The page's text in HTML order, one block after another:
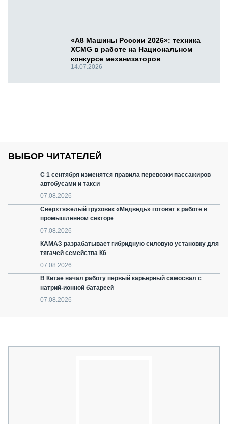
«А8 Машины России 2026»: техника
XCMG в работе на Национальном
конкурсе механизаторов
14.07.2026
ВЫБОР ЧИТАТЕЛЕЙ
С 1 сентября изменятся правила перевозки пассажиров
автобусами и такси
07.08.2026
Сверхтяжёлый грузовик «Медведь» готовят к работе в
промышленном секторе
07.08.2026
КАМАЗ разрабатывает гибридную силовую установку для
тягачей семейства К6
07.08.2026
В Китае начал работу первый карьерный самосвал с
натрий-ионной батареей
07.08.2026